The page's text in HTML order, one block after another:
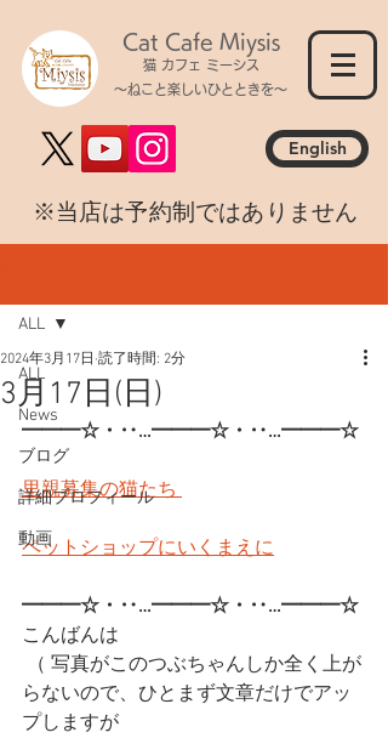
Cat Cafe Miysis
猫 カフェ ミーシス
～ねこと楽しいひとときを～
English
​※当店は予約制ではありません
ALL
News
ブログ
詳細プロフィール
動画
ALL
3月17日(日)
2024年3月17日 読了時間: 2分
━━━☆・‥…━━━☆・‥…━━━☆
里親募集の猫たち
ペットショップにいくまえに
━━━☆・‥…━━━☆・‥…━━━☆
こんばんは
らないので、ひとまず文章だけでアッ
プしますが